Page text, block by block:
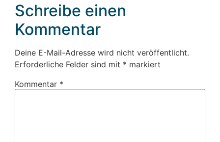
Schreibe einen
Kommentar
Deine E-Mail-Adresse wird nicht veröffentlicht.
Erforderliche Felder sind mit * markiert
Kommentar *